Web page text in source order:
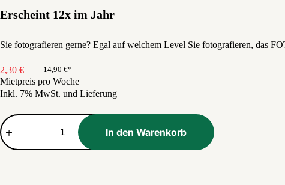
Erscheint 12x im Jahr
Sie fotografieren gerne? Egal auf welchem Level Sie fotografieren, das
14,90€
Ursprünglicher
Preis
war:
2,30 €
Aktueller
Preis
ist:
Mietpreis pro Woche
Inkl. 7% MwSt. und Lieferung
Foto
Magazin
Menge
In den Warenkorb